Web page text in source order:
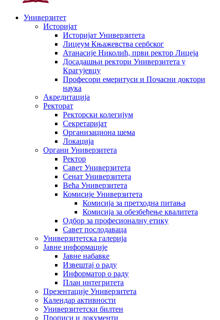
Универзитет
Историјат
Историјат Универзитета
Лицеум Књажевства сербског
Атанасије Николић, први ректор Лицеја
Досадашњи ректори Универзитета у
Крагујевцу
Професори емеритуси и Почасни доктори
наука
Акредитација
Ректорат
Ректорски колегијум
Секретаријат
Организациона шема
Локација
Органи Универзитета
Ректор
Савет Универзитета
Сенат Универзитета
Већа Универзитета
Комисије Универзитета
Комисија за претходна питања
Комисија за обезбеђење квалитета
Одбор за професионалну етику
Савет послодаваца
Универзитетска галерија
Јавне информације
Јавне набавке
Извештај о раду
Информатор о раду
План интегритета
Презентације Универзитета
Календар активности
Универзитетски билтен
Прописи и документи